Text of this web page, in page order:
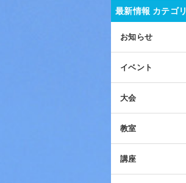
最新情報 カテゴリ
お知らせ
イベント
大会
教室
講座